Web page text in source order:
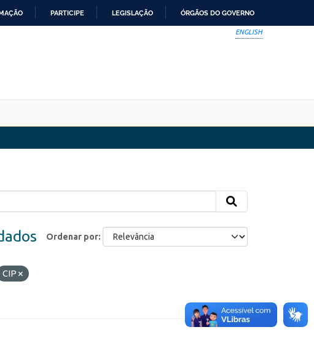
PARTICIPE LEGISLAÇÃO ÓRGÃOS DO GOVERNO
ENGLISH
Ordenar por
CIP